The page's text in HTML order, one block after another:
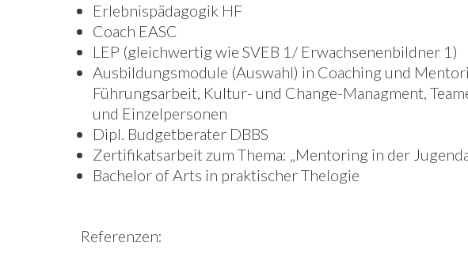
Erlebnispädagogik HF
Coach EASC
LEP (gleichwertig wie SVEB 1/ Erwachsenenbildner 1)
Ausbildungsmodule (Auswahl) in Coaching und
Führungsarbeit, Kultur- und Change-Managment,
und Einzelpersonen
Dipl. Budgetberater DBBS
Zertifikatsarbeit zum Thema: „Mentoring in der
Bachelor of Arts in praktischer Thelogie
Referenzen: